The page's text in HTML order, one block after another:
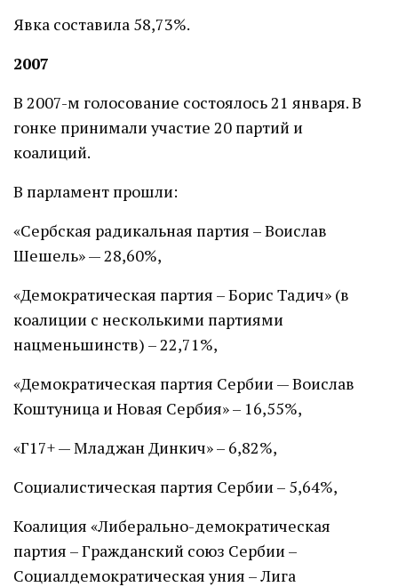
Явка составила 58,73%.
2007
В 2007-м голосование состоялось 21 января. В
гонке принимали участие 20 партий и
коалиций.
В парламент прошли:
«Сербская радикальная партия – Воислав
Шешель» — 28,60%,
«Демократическая партия – Борис Тадич» (в
коалиции с несколькими партиями
нацменьшинств) – 22,71%,
«Демократическая партия Сербии — Воислав
Коштуница и Новая Сербия» – 16,55%,
«Г17+ — Младжан Динкич» – 6,82%,
Социалистическая партия Сербии – 5,64%,
Коалиция «Либерально-демократическая
партия – Гражданский союз Сербии –
Социалдемократическая уния – Лига